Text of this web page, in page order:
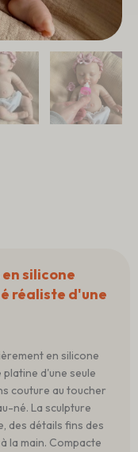
en silicone
réaliste d'une
en silicone
d'une seule
couture au toucher
né. La sculpture
des détails fins des
la main. Compacte